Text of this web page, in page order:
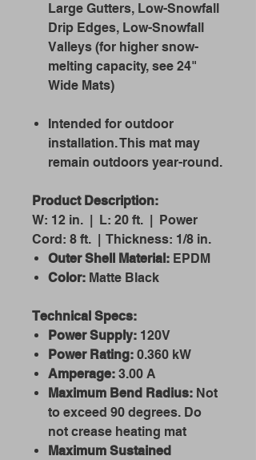
Large Gutters, Low-Snowfall
Drip Edges, Low-Snowfall
Valleys (for higher snow-
melting capacity, see 24"
Wide Mats)
Intended for outdoor
installation. This mat may
remain outdoors year-round.
Product Description:
W: 12 in. | L: 20 ft. | Power
Cord: 8 ft. | Thickness: 1/8 in.
Outer Shell Material: EPDM
Color: Matte Black
Technical Specs:
Power Supply: 120V
Power Rating: 0.360 kW
Amperage: 3.00 A
Maximum Bend Radius: Not
to exceed 90 degrees. Do
not crease heating mat
Maximum Sustained